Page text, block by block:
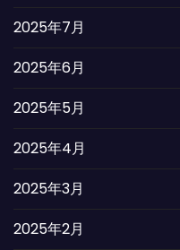
2025年7月
2025年6月
2025年5月
2025年4月
2025年3月
2025年2月